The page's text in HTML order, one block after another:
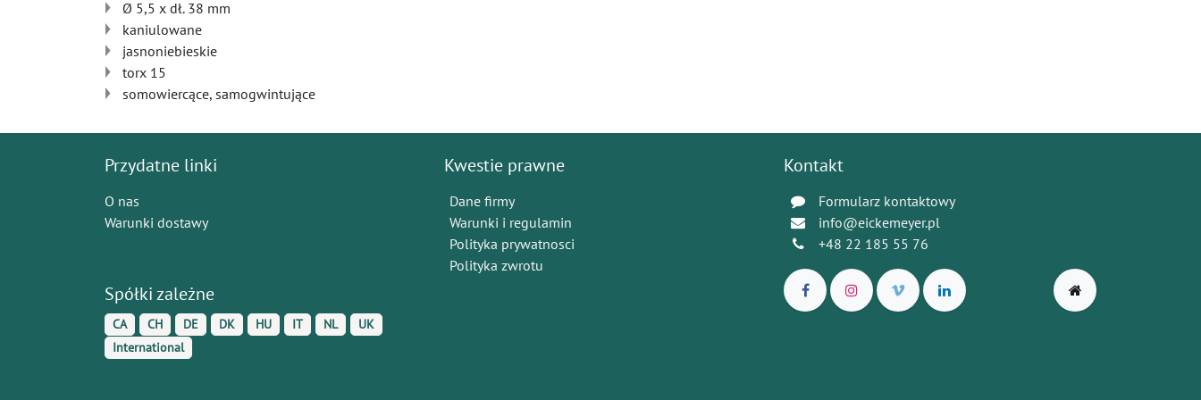
Ø 5,5 x dł. 38 mm
kaniulowane
jasnoniebieskie
torx 15
somowiercące, samogwintujące
Przydatne linki
O nas
Warunki dostawy
Spółki zależne
CA CH DE DK HU IT NL
UK
International
Kwestie prawne
Dane firmy
Warunki i regulamin
Polityka prywatnosci
Polityka zwrotu
Kontakt
Formularz kontaktowy
info@eickemeyer.pl
+48 22 185 55 76